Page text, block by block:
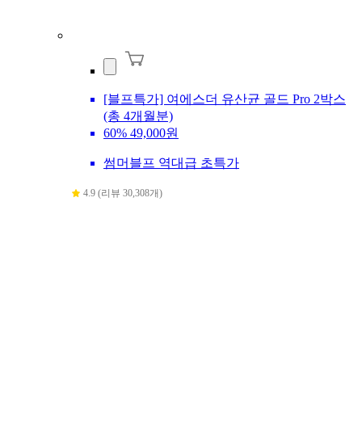
[블프특가] 여에스더 유산균 골드 Pro 2박스
(총 4개월분)
60% 49,000원
썸머블프 역대급 초특가
4.9 (리뷰 30,308개)